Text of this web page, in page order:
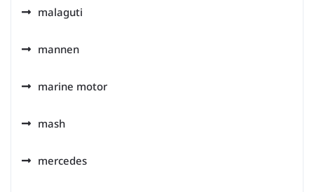
malaguti
mannen
marine motor
mash
mercedes